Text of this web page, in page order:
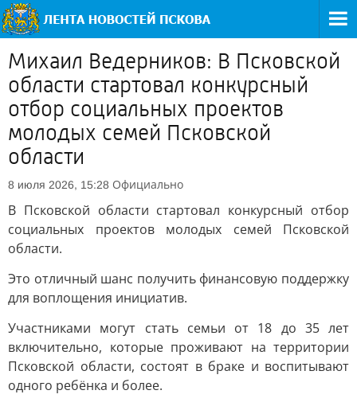
Михаил Ведерников: В Псковской
области стартовал конкурсный
отбор социальных проектов
молодых семей Псковской
области
8 июля 2026, 15:28 Официально
В Псковской области стартовал конкурсный отбор
социальных проектов молодых семей Псковской
области.
Это отличный шанс получить финансовую поддержку
для воплощения инициатив.
Участниками могут стать семьи от 18 до 35 лет
включительно, которые проживают на территории
Псковской области, состоят в браке и воспитывают
одного ребёнка и более.